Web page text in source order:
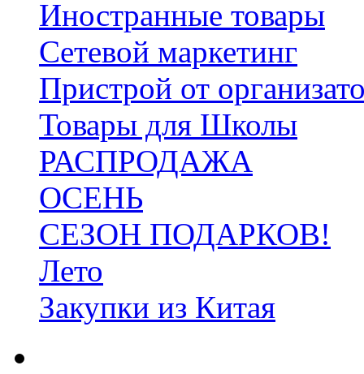
Иностранные товары
Сетевой маркетинг
Пристрой от
Товары для Школы
РАСПРОДАЖА
ОСЕНЬ
СЕЗОН ПОДАРКОВ!
Лето
Закупки из Китая